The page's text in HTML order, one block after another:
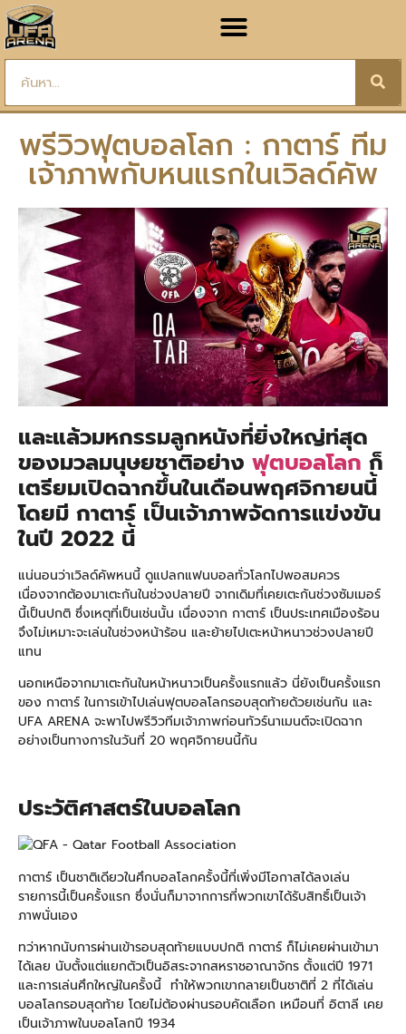
พรีวิวฟุตบอลโลก : กาตาร์ ทีม
เจ้าภาพกับหนแรกในเวิลด์คัพ
และแล้วมหกรรมลูกหนังที่ยิ่งใหญ่ท่สุด
ของมวลมนุษยชาติอย่าง ฟุตบอลโลก ก็
เตรียมเปิดฉากขึ้นในเดือนพฤศจิกายนนี้
โดยมี กาตาร์ เป็นเจ้าภาพจัดการแข่งขัน
ในปี 2022 นี้
แน่นอนว่าเวิลด์คัพหนนี้ ดูแปลกแฟนบอลทั่วโลกไปพอสมควร
เนื่องจากต้องมาเตะกันในช่วงปลายปี จากเดิมที่เคยเตะกันช่วงซัมเมอร์
นี้เป็นปกติ ซึ่งเหตุที่เป็นเช่นนั้น เนื่องจาก กาตาร์ เป็นประเทศเมืองร้อน
จึงไม่เหมาะจะเล่นในช่วงหน้าร้อน และย้ายไปเตะหน้าหนาวช่วงปลายปี
แทน
นอกเหนือจากมาเตะกันในหน้าหนาวเป็นครั้งแรกแล้ว นี่ยังเป็นครั้งแรก
ของ กาตาร์ ในการเข้าไปเล่นฟุตบอลโลกรอบสุดท้ายด้วยเช่นกัน และ
UFA ARENA จะพาไปพรีวิวทีมเจ้าภาพก่อนทัวร์นาเมนต์จะเปิดฉาก
อย่างเป็นทางการในวันที่ 20 พฤศจิกายนนี้กัน
ประวัติศาสตร์ในบอลโลก
กาตาร์ เป็นชาติเดียวในศึกบอลโลกครั้งนี้ที่เพิ่งมีโอกาสได้ลงเล่น
รายการนี้เป็นครั้งแรก ซึ่งนั่นก็มาจากการที่พวกเขาได้รับสิทธิ์เป็นเจ้า
ภาพนั่นเอง
ทว่าหากนับการผ่านเข้ารอบสุดท้ายแบบปกติ กาตาร์ ก็ไม่เคยผ่านเข้ามา
ได้เลย นับตั้งแต่แยกตัวเป็นอิสระจากสหราชอาณาจักร ตั้งแต่ปี 1971
และการเล่นศึกใหญ่ในครั้งนี้ ทำให้พวกเขากลายเป็นชาติที่ 2 ที่ได้เล่น
บอลโลกรอบสุดท้าย โดยไม่ต้องผ่านรอบคัดเลือก เหมือนที่ อิตาลี เคย
เป็นเจ้าภาพในบอลโลกปี 1934